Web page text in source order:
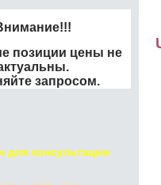
позиции цены не
запросом.
для консультации